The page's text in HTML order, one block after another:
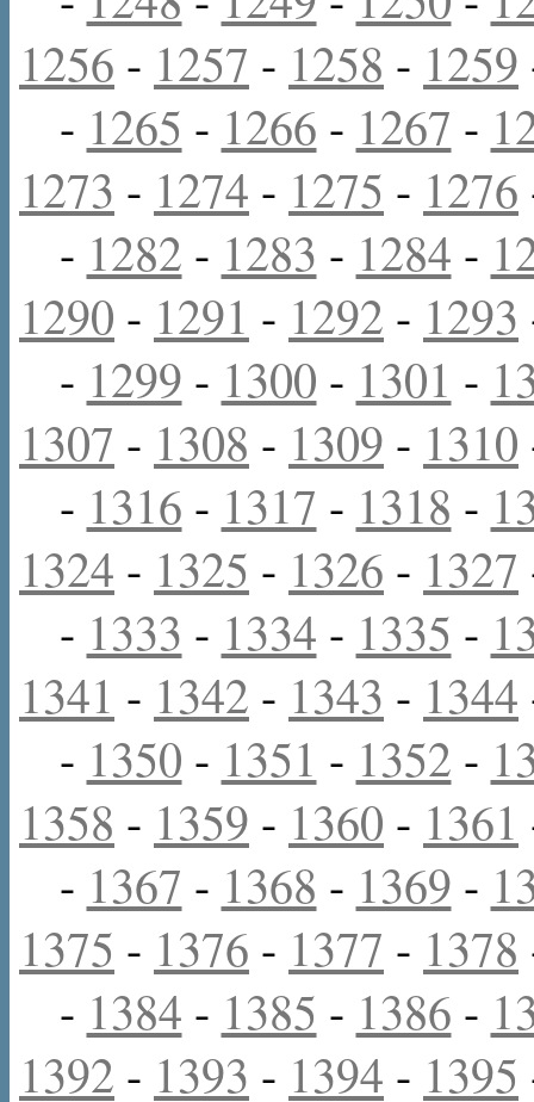
1256 - 1257 - 1258 - 1259
- 1265 - 1266 - 1267 -
1273 - 1274 - 1275 - 1276
- 1282 - 1283 - 1284 -
1290 - 1291 - 1292 - 1293
- 1299 - 1300 - 1301 -
1307 - 1308 - 1309 - 1310
- 1316 - 1317 - 1318 -
1324 - 1325 - 1326 - 1327
- 1333 - 1334 - 1335 -
1341 - 1342 - 1343 - 1344
- 1350 - 1351 - 1352 -
1358 - 1359 - 1360 - 1361
- 1367 - 1368 - 1369 -
1375 - 1376 - 1377 - 1378
- 1384 - 1385 - 1386 -
1392 - 1393 - 1394 - 1395